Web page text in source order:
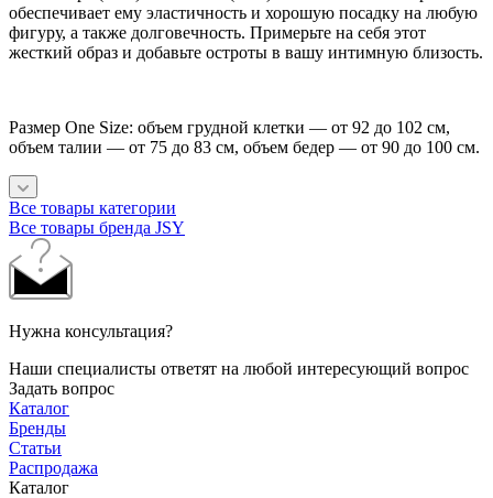
обеспечивает ему эластичность и хорошую посадку на любую
фигуру, а также долговечность. Примерьте на себя этот
жесткий образ и добавьте остроты в вашу интимную близость.
Размер One Size: объем грудной клетки — от 92 до 102 см,
объем талии — от 75 до 83 см, объем бедер — от 90 до 100 см.
Все товары категории
Все товары бренда JSY
Нужна консультация?
Наши специалисты ответят на любой интересующий вопрос
Задать вопрос
Каталог
Бренды
Статьи
Распродажа
Каталог